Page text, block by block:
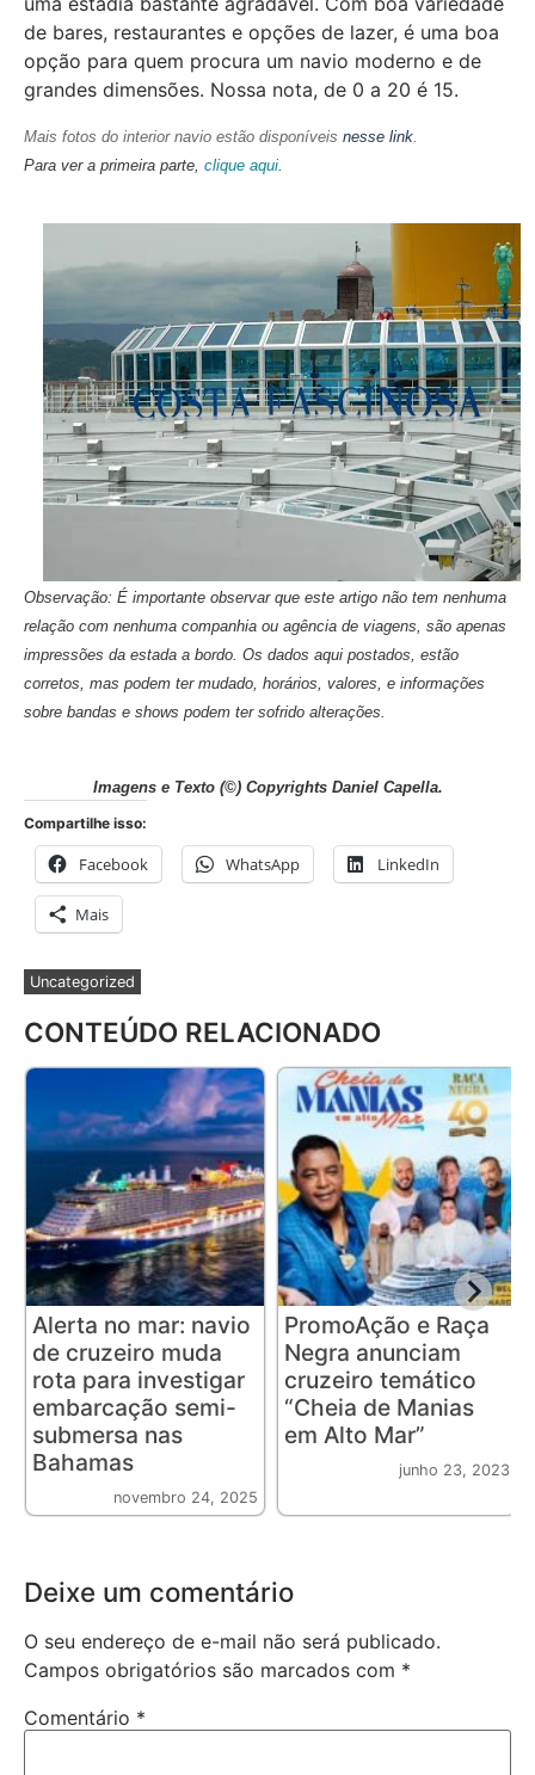
de bares, restaurantes e opções de lazer, é uma boa
opção para quem procura um navio moderno e de
grandes dimensões. Nossa nota, de 0 a 20 é 15.
Mais fotos do interior navio estão disponíveis nesse link
Para ver a primeira parte, clique aqui
Observação: É importante observar que este artigo não tem nenhuma
relação com nenhuma companhia ou agência de viagens, são apenas
impressões da estada a bordo. Os dados aqui postados, estão
corretos, mas podem ter mudado, horários, valores, e informações
sobre bandas e shows podem ter sofrido alterações.
Imagens e Texto (©) Copyrights Daniel Capella.
Compartilhe isso:
Facebook WhatsApp LinkedIn
Mais
Uncategorized
CONTEÚDO RELACIONADO
Alerta no mar: navio
de cruzeiro muda
rota para investigar
embarcação semi-
submersa nas
Bahamas
novembro 24, 2025
PromoAção e Raça
Negra anunciam
cruzeiro temático
“Cheia de Manias
em Alto Mar”
junho 23, 2023
Deixe um comentário
O seu endereço de e-mail não será publicado.
Campos obrigatórios são marcados com *
Comentário *